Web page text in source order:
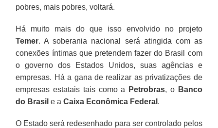
pobres, mais pobres, voltará.
Há muito mais do que isso envolvido no projeto
Temer. A soberania nacional será atingida com as
conexões íntimas que pretendem fazer do Brasil com
o governo dos Estados Unidos, suas agências e
empresas. Há a gana de realizar as privatizações de
empresas estatais tais como a
Petrobras, o Banco
do Brasil e aCaixa Econômica Federal .
O Estado será redesenhado para ser controlado pelos